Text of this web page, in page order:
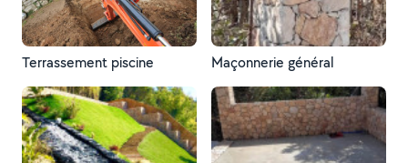
Terrassement piscine Maçonnerie général